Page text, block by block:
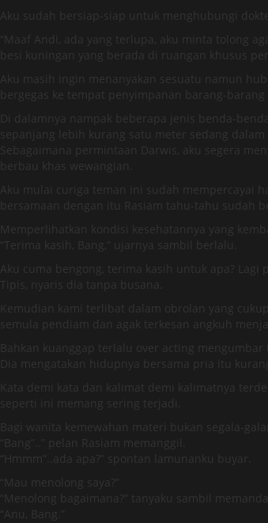
Aku sudah bersiap-siap untuk menghubungi
“Maaf Andi, ada yang terlupa, aku minta tolong
besi kuningan yang berada di ruangan khusus
Aku masih ingin menanyakan sesuatu namun
bergegas ke tempat penyimpanan barang-
Di dalamnya nampak beberapa jenis benda-
sepanjang lebih kurang satu meter sedang
Sebagaimana permintaan Darwis, aku segera
berbau khas wewangian.
Aku mulai curiga teman ini sudah mempercayai
bersamaan dengan itu Rasiam tahu-tahu sudah
Memperlihatkan kondisi kesehatannya yang
“Terima kasih, Bang,” ujarnya sambil berlalu.
Aku cuma bengong, terima kasih untuk apa?
Tipis, nyaris dia tanpa busana.
Kemudian kami terlibat dalam obrolan yang
semula pendiam dan agak terkesan angkuh
Bahkan kuanggap terlalu over acting
Dia mengatakan hidupnya bersama pria itu
Kata demi kata dan kalimat demi kalimatnya
seperti ini memang sering terjadi.
Bagi wanita kemewahan materi bukan segala-
“Bang”..” pelan Rasiam memanggil.
“Hmmm”..ada apa?” spontan lamunanku buyar.
“Mau menolong saya?”
“Menolong bagaimana?” tanyaku sambil
“Anu, Bang.”